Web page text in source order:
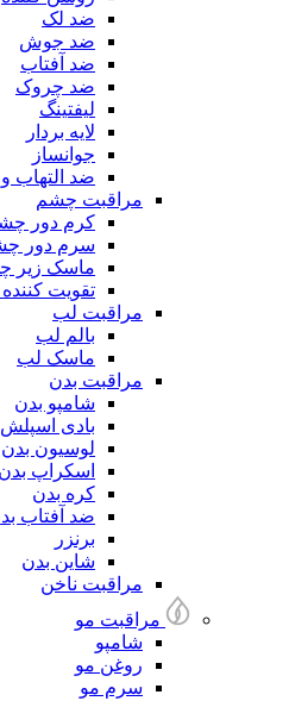
ضد لک
ضد جوش
ضد آفتاب
ضد چروک
لیفتینگ
لایه بردار
جوانساز
ضد التهاب
مراقبت چشم
کرم دور
سرم دور
ماسک زیر
تقویت
مراقبت لب
بالم لب
ماسک لب
مراقبت بدن
شامپو بدن
بادی اسپلش
لوسیون بدن
اسکراپ بدن
کره بدن
ضد آفتاب
برنزر
شاین بدن
مراقبت ناخن
مراقبت مو
شامپو
روغن مو
سرم مو